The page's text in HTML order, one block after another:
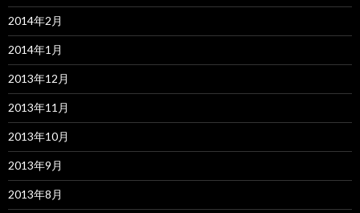
2014年2月
2014年1月
2013年12月
2013年11月
2013年10月
2013年9月
2013年8月